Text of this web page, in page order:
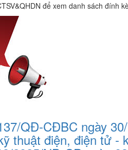
để xem danh sách đính
QĐ-CĐBC ngày
thuật điện, điện tử